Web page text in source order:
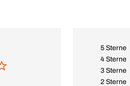
5 Sterne
4 Sterne
3 Sterne
2 Sterne